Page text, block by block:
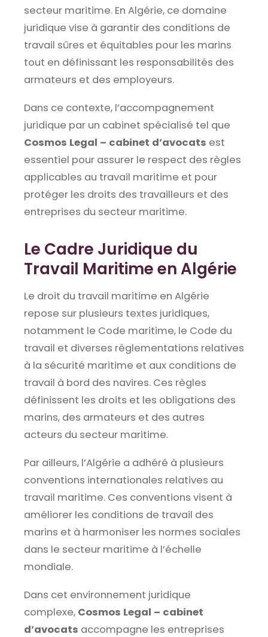
secteur maritime. En Algérie, ce domaine
juridique vise à garantir des conditions de
travail sûres et équitables pour les marins
tout en définissant les responsabilités des
armateurs et des employeurs.
Dans ce contexte, l’accompagnement
juridique par un cabinet spécialisé tel que
Cosmos Legal – cabinet d’avocats est
essentiel pour assurer le respect des règles
applicables au travail maritime et pour
protéger les droits des travailleurs et des
entreprises du secteur maritime.
Le Cadre Juridique du
Travail Maritime en Algérie
Le droit du travail maritime en Algérie
repose sur plusieurs textes juridiques,
notamment le Code maritime, le Code du
travail et diverses réglementations relatives
à la sécurité maritime et aux conditions de
travail à bord des navires. Ces règles
définissent les droits et les obligations des
marins, des armateurs et des autres
acteurs du secteur maritime.
Par ailleurs, l’Algérie a adhéré à plusieurs
conventions internationales relatives au
travail maritime. Ces conventions visent à
améliorer les conditions de travail des
marins et à harmoniser les normes sociales
dans le secteur maritime à l’échelle
mondiale.
Dans cet environnement juridique
complexe, Cosmos Legal – cabinet
d’avocats accompagne les entreprises